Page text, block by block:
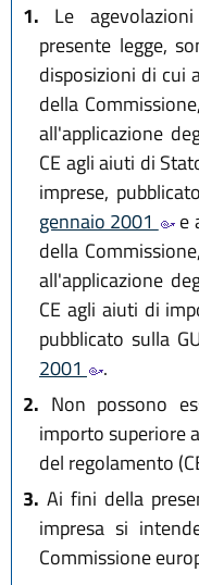
1. Le
presente legge,
disposizioni di cui
della
all'applicazione
CE agli aiuti di
imprese,
gennaio 2001
e
della
all'applicazione
CE agli aiuti di
pubblicato sulla
2001
.
2. Non possono
importo superiore
del regolamento
3. Ai fini della
impresa si
Commissione